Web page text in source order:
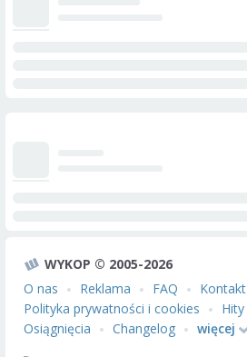
WYKOP © 2005-2026
O nas
Reklama FAQ Kontakt
Polityka prywatności i cookies
Hity
Osiągnięcia
Changelog
więcej